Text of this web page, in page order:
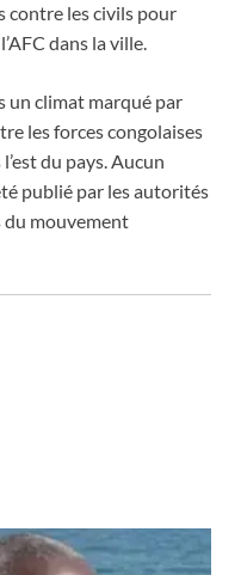
contre les civils pour
dans la ville.
un climat marqué par
les forces congolaises
du pays. Aucun
publié par les autorités
du mouvement